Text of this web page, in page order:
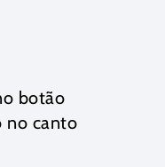
botão
no canto